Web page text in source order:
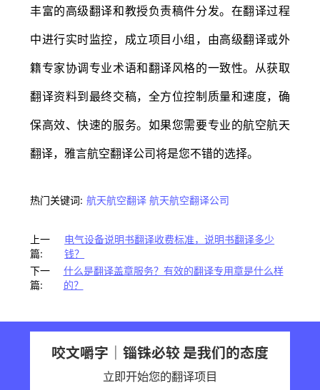
丰富的高级翻译和教授负责稿件分发。在翻译过程
中进行实时监控，成立项目小组，由高级翻译或外
籍专家协调专业术语和翻译风格的一致性。从获取
翻译资料到最终交稿，全方位控制质量和速度，确
保高效、快速的服务。如果您需要专业的航空航天
翻译，雅言航空翻译公司将是您不错的选择。
热门关键词: 航天航空翻译 航天航空翻译公司
上一
篇:
电气设备说明书翻译收费标准，说明书翻译多少
钱？
下一
篇:
什么是翻译盖章服务？有效的翻译专用章是什么样
的？
咬文嚼字｜锱铢必较 是我们的态度
立即开始您的翻译项目